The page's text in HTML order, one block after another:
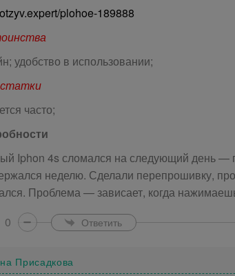
plohoe-189888
удобство в использовании;
часто;
Iphon 4s сломался на следующий день —
неделю. Сделали перепрошивку,
Проблема — зависает, когда
0
Ответить
Присадкова